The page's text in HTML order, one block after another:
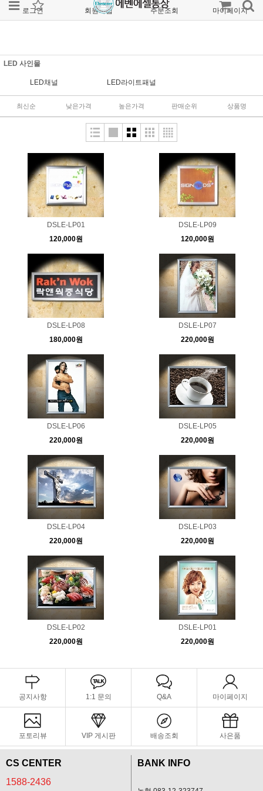
로그인 회원가입 주문조회 마이페이지
LED 사인몰
LED채널 LED라이트패널
최신순 낮은가격 높은가격 판매순위 상품명
DSLE-LP01
120,000원
DSLE-LP09
120,000원
DSLE-LP08
180,000원
DSLE-LP07
220,000원
DSLE-LP06
220,000원
DSLE-LP05
220,000원
DSLE-LP04
220,000원
DSLE-LP03
220,000원
DSLE-LP02
220,000원
DSLE-LP01
220,000원
공지사항 1:1 문의 Q&A 마이페이지
포토리뷰 VIP 게시판 배송조회 사은품
CS CENTER
1588-2436
BANK INFO